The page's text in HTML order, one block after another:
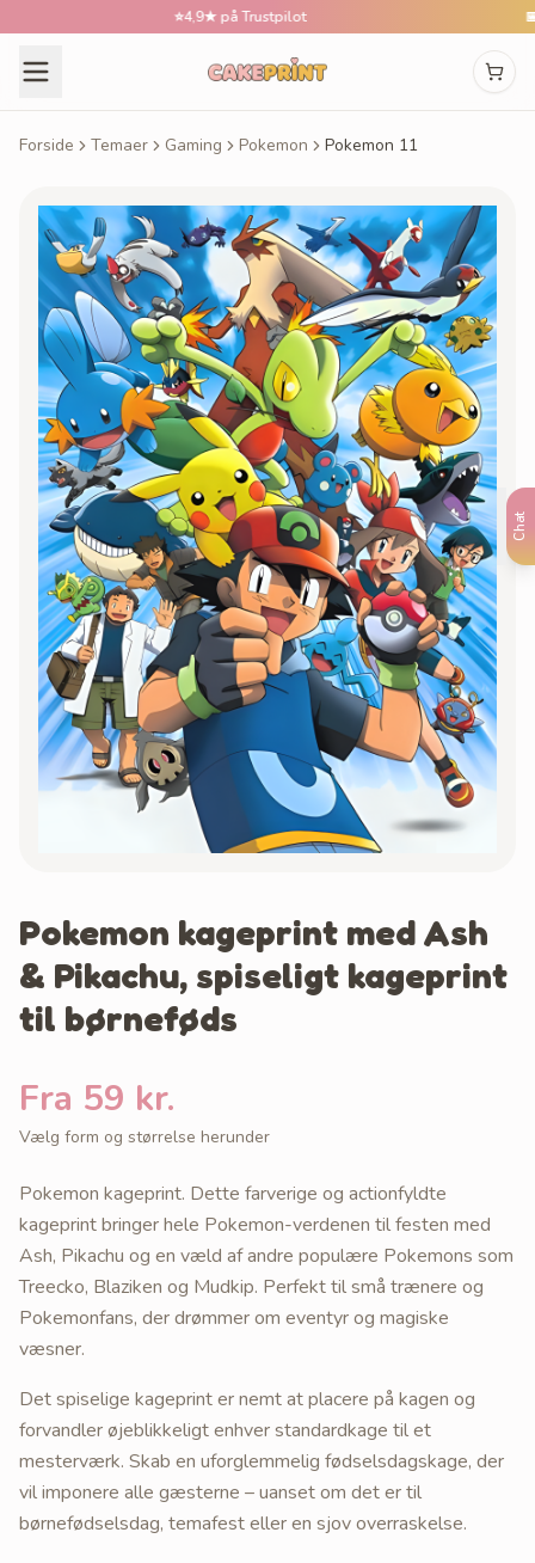
Chat
4,9★ på Trustpilot
Forside Temaer Gaming Pokemon Pokemon 11
Pokemon kageprint med Ash
& Pikachu, spiseligt kageprint
til børneføds
Fra 59 kr.
Vælg form og størrelse herunder
Pokemon kageprint. Dette farverige og actionfyldte
kageprint bringer hele Pokemon-verdenen til festen med
Ash, Pikachu og en væld af andre populære Pokemons som
Treecko, Blaziken og Mudkip. Perfekt til små trænere og
Pokemonfans, der drømmer om eventyr og magiske
væsner.
Det spiselige kageprint er nemt at placere på kagen og
forvandler øjeblikkeligt enhver standardkage til et
mesterværk. Skab en uforglemmelig fødselsdagskage, der
vil imponere alle gæsterne – uanset om det er til
børnefødselsdag, temafest eller en sjov overraskelse.